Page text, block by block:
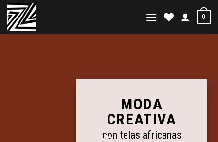
Saltar
contenido
0
MODA
CREATIVA
con telas africanas